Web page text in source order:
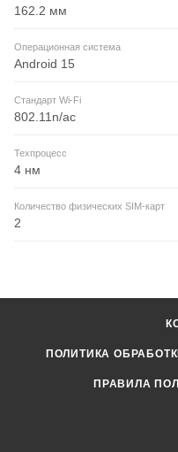
162.2 мм
Операционная система
Android 15
Стандарт Wi-Fi
802.11n/ac
Техпроцесс
4 нм
Количество физических SIM-карт
2
ПОЛИТИКА
ПРАВИЛА